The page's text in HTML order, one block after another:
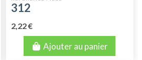
312
2,22 €
Ajouter au panier